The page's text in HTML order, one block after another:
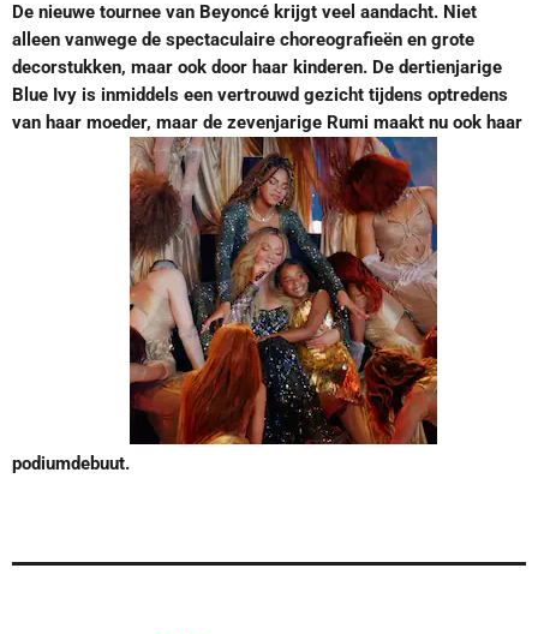
De nieuwe tournee van Beyoncé krijgt veel aandacht. Niet
alleen vanwege de spectaculaire choreografieën en grote
decorstukken, maar ook door haar kinderen. De dertienjarige
Blue Ivy is inmiddels een vertrouwd gezicht tijdens optredens
van haar moeder, maar de zevenjarige Rumi maakt nu ook haar
podiumdebuut.